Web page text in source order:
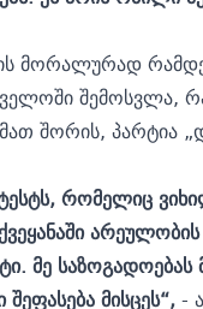
მორალურად
შემოსვლა,
შორის,
რომელიც
მე
მისცეს“,-